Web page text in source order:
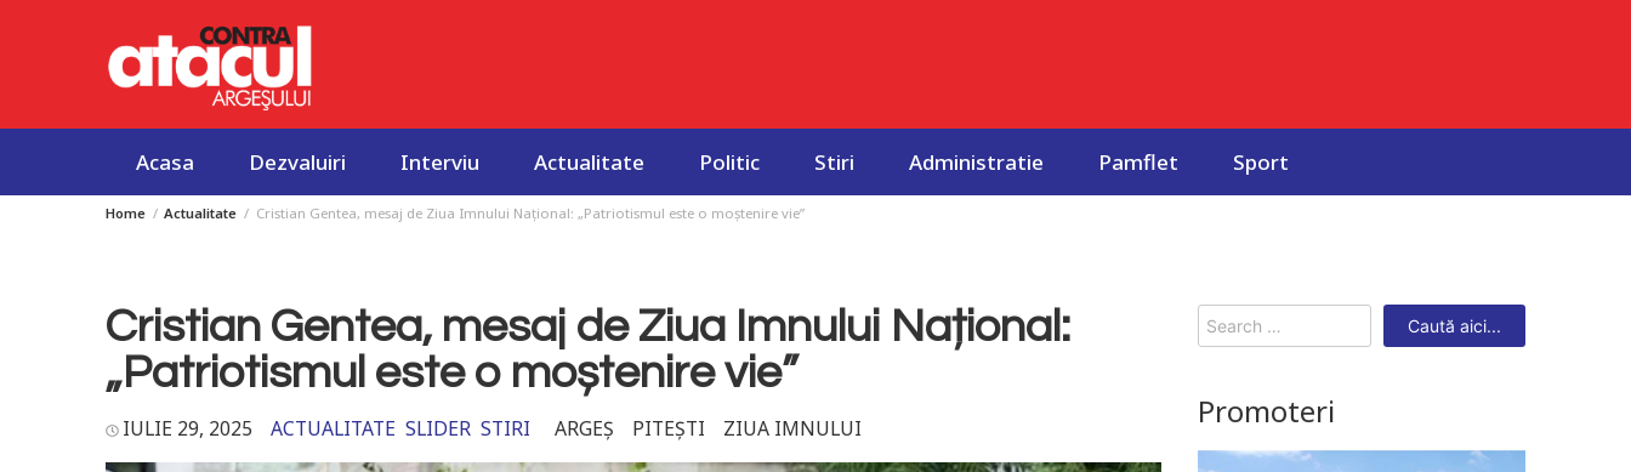
Acasa Dezvaluiri Interviu Actualitate Politic Stiri Administratie Pamflet Sport
Home Actualitate Cristian Gentea, mesaj de Ziua Imnului Național: „Patriotismul este o moștenire vie”
Cristian Gentea, mesaj de Ziua Imnului Național:
„Patriotismul este o moștenire vie”
IULIE 29, 2025 ACTUALITATE SLIDER STIRI ARGEȘ PITEȘTI ZIUA IMNULUI
Search
for:
Promoteri